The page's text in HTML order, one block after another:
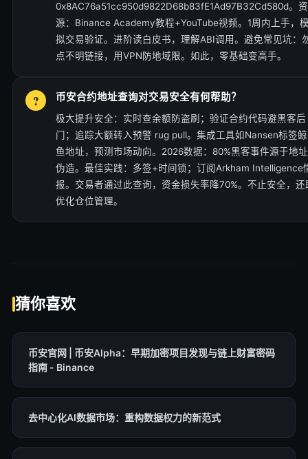
0x8AC76a51cc950d9822D68b83fE1Ad97B32Cd580d。资
源：Binance Academy教程+YouTube视频。1周内上手，
拟交易验证。进阶读白皮书，理解ABI调用。避免常见坑：
点不明链接，用VPN防地域限。如此，零基础变高手。
币安合约地址查询对交易安全有何帮助？
极大提升安全：实时查余额防盗刷；验证合约代码避黑客后
门；追踪大额转入预警 rug pull。集成工具如Nansen标签鲸
鱼地址，预测市场动向。2026数据：80%黑客事件源于地址
伪造。最佳实践：多签+时间锁；订阅Arkham Intelligence
报。交易者通过此查询，资金损失率降70%。不止安全，还
优化仓位管理。
猜你喜欢
币安官网 | 币安Alpha：早期加密项目发现与链上财富密码
指南 - Binance
去中心化AI数据市场：重构数据权力的新范式